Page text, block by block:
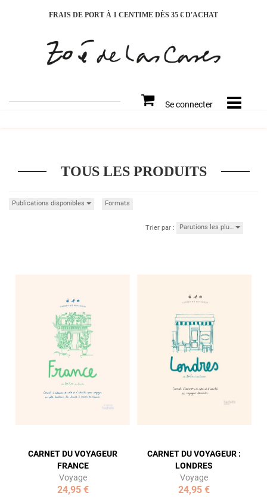
FRAIS DE PORT À 1 CENTIME DÈS 35 € D'ACHAT
sur
Se connecter
TOUS LES PRODUITS
Publications disponibles Formats
Trier par : Parutions les plu…
CARNET DU VOYAGEUR
FRANCE
Voyage
24,95 €
CARNET DU VOYAGEUR :
LONDRES
Voyage
24,95 €